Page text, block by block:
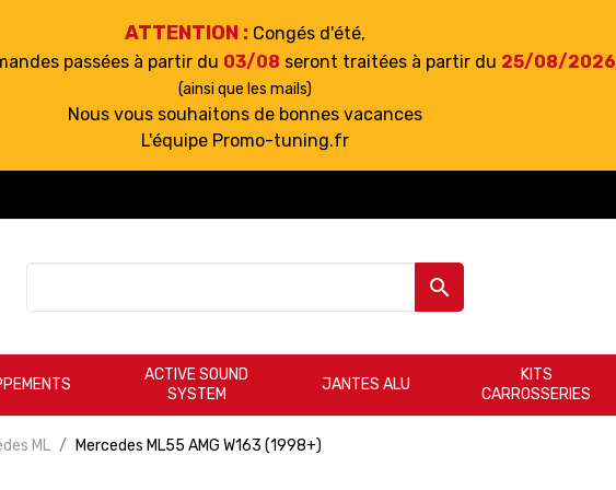
ATTENTION : Congés d'été,
passées à partir du 03/08 seront traitées à partir du 25/08/2026
(ainsi que les mails)
Nous vous souhaitons de bonnes vacances
L'équipe Promo-tuning.fr

ACTIVE SOUND
SYSTEM
JANTES ALU
KITS
CARROSSERIES
ML Mercedes ML55 AMG W163 (1998+)